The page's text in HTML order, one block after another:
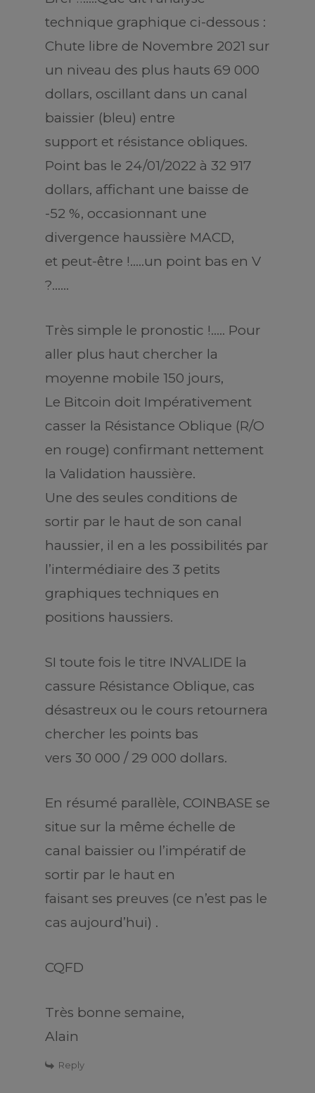
technique graphique ci-dessous :
Chute libre de Novembre 2021 sur
un niveau des plus hauts 69 000
dollars, oscillant dans un canal
baissier (bleu) entre
support et résistance obliques.
Point bas le 24/01/2022 à 32 917
dollars, affichant une baisse de
-52 %, occasionnant une
divergence haussière MACD,
et peut-être !…..un point bas en V
?……
Très simple le pronostic !….. Pour
aller plus haut chercher la
moyenne mobile 150 jours,
Le Bitcoin doit Impérativement
casser la Résistance Oblique (R/O
en rouge) confirmant nettement
la Validation haussière.
Une des seules conditions de
sortir par le haut de son canal
haussier, il en a les possibilités par
l’intermédiaire des 3 petits
graphiques techniques en
positions haussiers.
SI toute fois le titre INVALIDE la
cassure Résistance Oblique, cas
désastreux ou le cours retournera
chercher les points bas
vers 30 000 / 29 000 dollars.
En résumé parallèle, COINBASE se
situe sur la même échelle de
canal baissier ou l’impératif de
sortir par le haut en
faisant ses preuves (ce n’est pas le
cas aujourd’hui) .
CQFD
Très bonne semaine,
Alain
Reply